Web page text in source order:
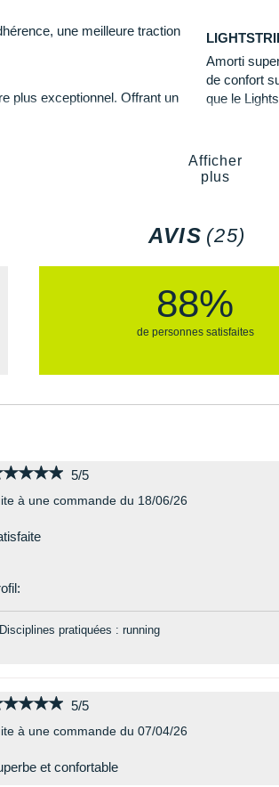
.
vers l'avant.
pied.
Les autres
une meilleure traction
plus exceptionnel. Offrant un
Amorti
de confort
que le
La
sans
Afficher
plus
AVIS (25)
88%
de personnes satisfaites
5/5
à une commande du 18/06/26
Disciplines pratiquées : running
5/5
à une commande du 07/04/26
et confortable